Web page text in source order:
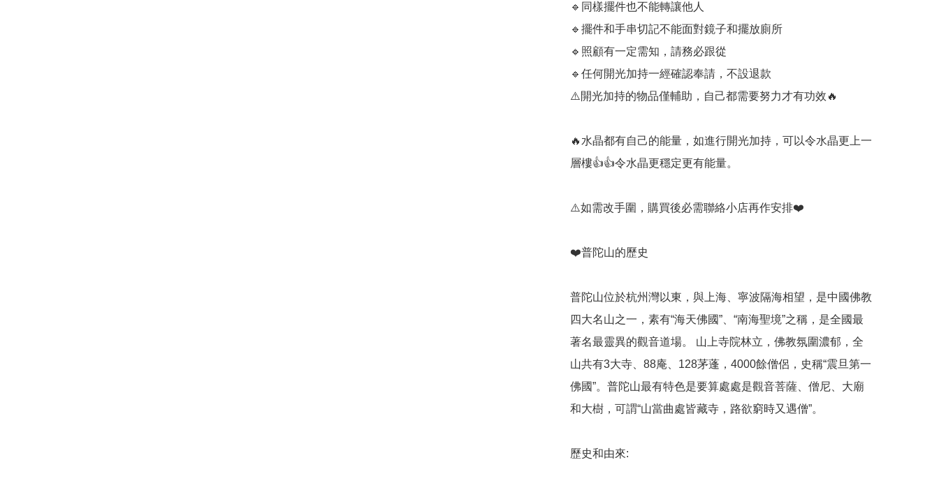
🔹️同樣擺件也不能轉讓他人
🔹️擺件和手串切記不能面對鏡子和擺放廁所
🔹️照顧有一定需知，請務必跟從
🔹️任何開光加持一經確認奉請，不設退款
⚠️開光加持的物品僅輔助，自己都需要努力才有功效🔥
🔥水晶都有自己的能量，如進行開光加持，可以令水晶更上一
層樓👍👍令水晶更穩定更有能量。
⚠️如需改手圍，購買後必需聯絡小店再作安排❤️
❤️普陀山的歷史
普陀山位於杭州灣以東，與上海、寧波隔海相望，是中國佛教
四大名山之一，素有“海天佛國”、“南海聖境”之稱，是全國最
著名最靈異的觀音道場。 山上寺院林立，佛教氛圍濃郁，全
山共有3大寺、88庵、128茅蓬，4000餘僧侶，史稱“震旦第一
佛國”。普陀山最有特色是要算處處是觀音菩薩、僧尼、大廟
和大樹，可謂“山當曲處皆藏寺，路欲窮時又遇僧”。
歷史和由來: